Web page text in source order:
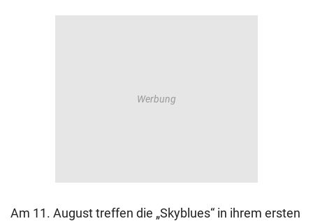
Am 11. August treffen die „Skyblues“ in ihrem ersten